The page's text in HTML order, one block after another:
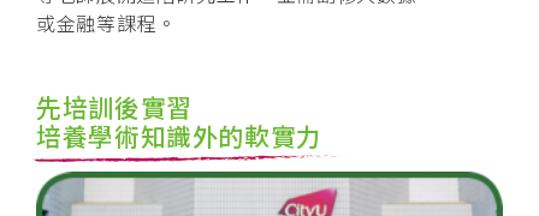
或金融等課程。
先培訓後實習
培養學術知識外的軟實力